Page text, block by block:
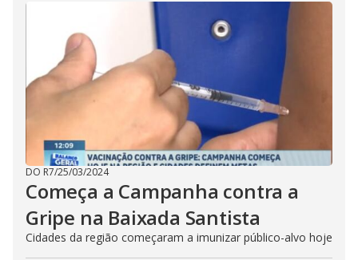
DO R7/25/03/2024
Começa a Campanha contra a
Gripe na Baixada Santista
Cidades da região começaram a imunizar público-alvo hoje